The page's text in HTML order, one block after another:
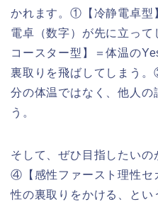
かれます。①【冷静電卓型
電卓（数字）が先に立っ
コースター型】＝体温の
裏取りを飛ばしてしまう
分の体温ではなく、他人の
う。
そして、ぜひ目指したい
④【感性ファースト理性セ
性の裏取りをかける、とい